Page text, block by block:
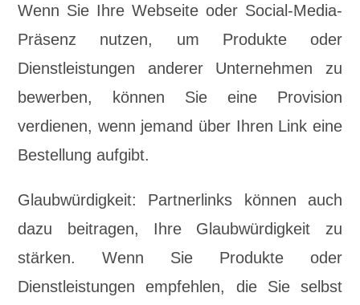
Wenn Sie Ihre Webseite oder Social-Media-
Präsenz nutzen, um Produkte oder
Dienstleistungen anderer Unternehmen zu
bewerben, können Sie eine Provision
verdienen, wenn jemand über Ihren Link eine
Bestellung aufgibt.
Glaubwürdigkeit: Partnerlinks können auch
dazu beitragen, Ihre Glaubwürdigkeit zu
stärken. Wenn Sie Produkte oder
Dienstleistungen empfehlen, die Sie selbst